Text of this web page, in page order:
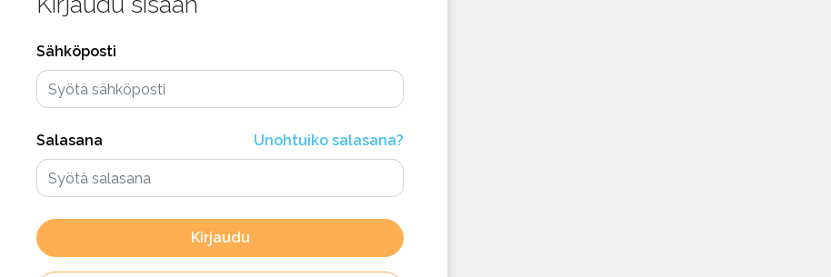
Sähköposti
Salasana Unohtuiko salasana?
Kirjaudu